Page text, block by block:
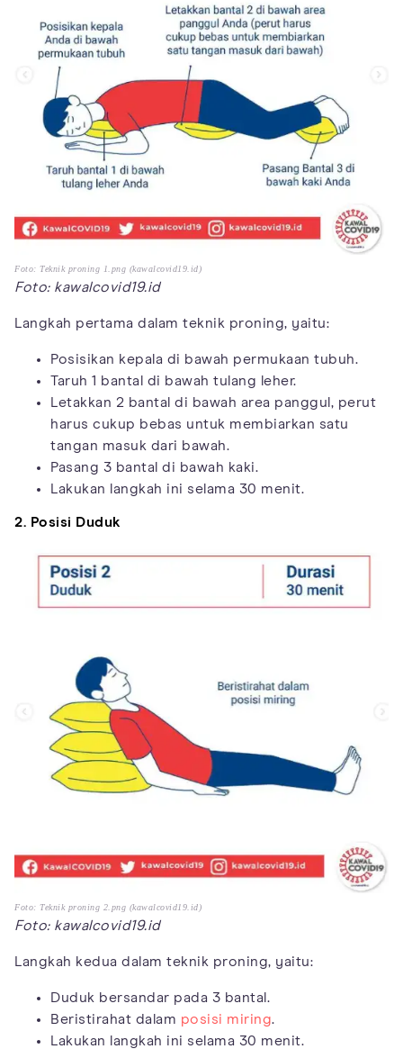
Foto: Teknik proning 1.png (kawalcovid19.id)
Foto: kawalcovid19.id
Langkah pertama dalam teknik proning, yaitu:
Posisikan kepala di bawah permukaan tubuh.
Taruh 1 bantal di bawah tulang leher.
Letakkan 2 bantal di bawah area panggul, perut
harus cukup bebas untuk membiarkan satu
tangan masuk dari bawah.
Pasang 3 bantal di bawah kaki.
Lakukan langkah ini selama 30 menit.
2. Posisi Duduk
Foto: Teknik proning 2.png (kawalcovid19.id)
Foto: kawalcovid19.id
Langkah kedua dalam teknik proning, yaitu:
Duduk bersandar pada 3 bantal.
Beristirahat dalam posisi miring.
Lakukan langkah ini selama 30 menit.